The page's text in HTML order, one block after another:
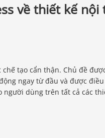
về thiết kế nội
tạo cẩn thận. Chủ đề
ngay từ đầu và được
dùng trên tất cả các